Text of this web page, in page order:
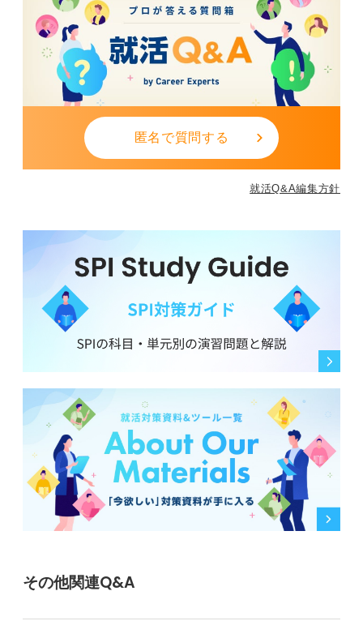
0
匿名で質問する
就活Q&A編集方針
その他関連Q&A